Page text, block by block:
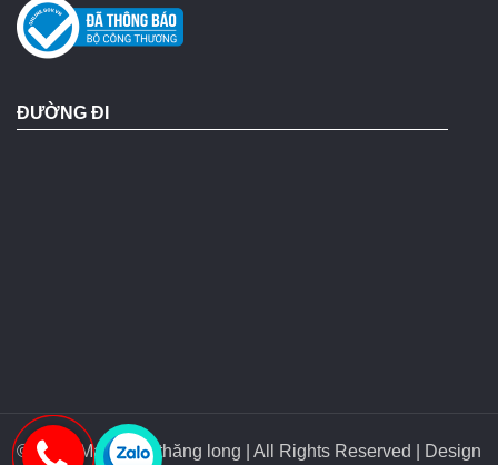
ĐƯỜNG ĐI
© 2018 Máy bơm thăng long | All Rights Reserved | Design